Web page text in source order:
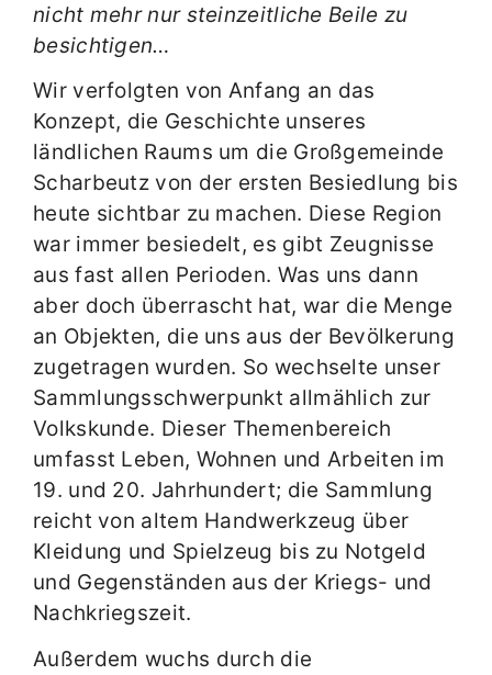
nicht mehr nur steinzeitliche Beile zu
besichtigen…
Wir verfolgten von Anfang an das
Konzept, die Geschichte unseres
ländlichen Raums um die Großgemeinde
Scharbeutz von der ersten Besiedlung bis
heute sichtbar zu machen. Diese Region
war immer besiedelt, es gibt Zeugnisse
aus fast allen Perioden. Was uns dann
aber doch überrascht hat, war die Menge
an Objekten, die uns aus der Bevölkerung
zugetragen wurden. So wechselte unser
Sammlungsschwerpunkt allmählich zur
Volkskunde. Dieser Themenbereich
umfasst Leben, Wohnen und Arbeiten im
19. und 20. Jahrhundert; die Sammlung
reicht von altem Handwerkzeug über
Kleidung und Spielzeug bis zu Notgeld
und Gegenständen aus der Kriegs- und
Nachkriegszeit.
Außerdem wuchs durch die